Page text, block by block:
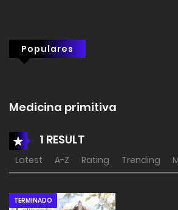
Populares
Medicina primitiva
1 RESULT
Latest A-Z Rating Trending
TERMINADO